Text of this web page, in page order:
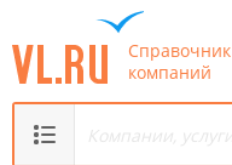
Справочник
компаний